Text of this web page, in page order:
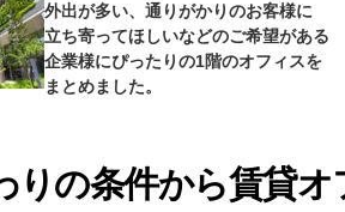
外出が多い、通りがかりのお客様に
立ち寄ってほしいなどのご希望がある
企業様にぴったりの1階のオフィスを
まとめました。
りの条件から賃貸